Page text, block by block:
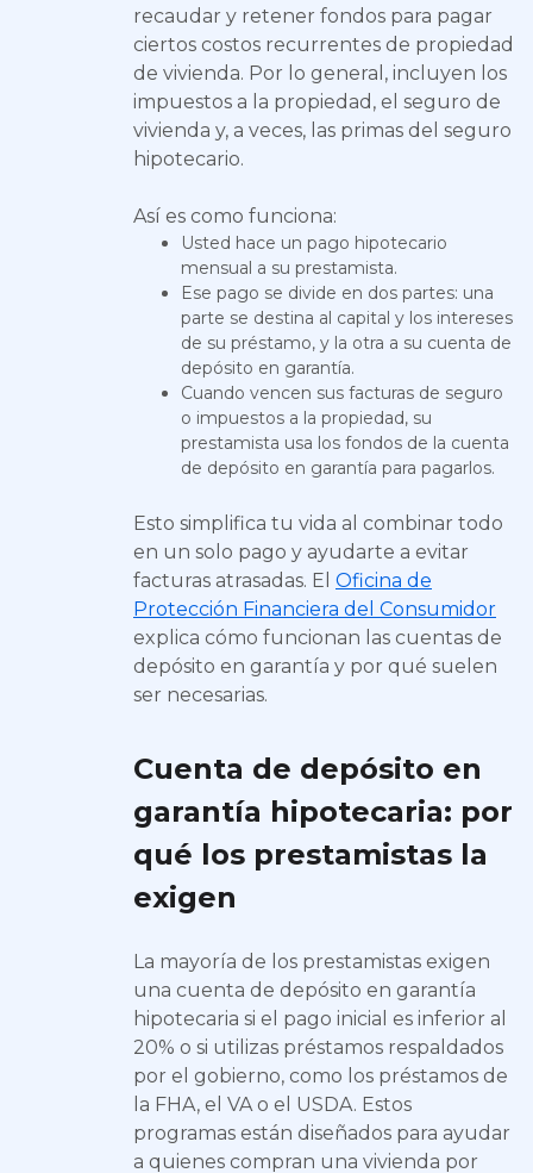
recaudar y retener fondos para pagar
ciertos costos recurrentes de propiedad
de vivienda. Por lo general, incluyen los
impuestos a la propiedad, el seguro de
vivienda y, a veces, las primas del seguro
hipotecario.
Así es como funciona:
Usted hace un pago hipotecario
mensual a su prestamista.
Ese pago se divide en dos partes: una
parte se destina al capital y los intereses
de su préstamo, y la otra a su cuenta de
depósito en garantía.
Cuando vencen sus facturas de seguro
o impuestos a la propiedad, su
prestamista usa los fondos de la cuenta
de depósito en garantía para pagarlos.
Esto simplifica tu vida al combinar todo
en un solo pago y ayudarte a evitar
facturas atrasadas. El Oficina de
Protección Financiera del Consumidor
explica cómo funcionan las cuentas de
depósito en garantía y por qué suelen
ser necesarias.
Cuenta de depósito en
garantía hipotecaria: por
qué los prestamistas la
exigen
La mayoría de los prestamistas exigen
una cuenta de depósito en garantía
hipotecaria si el pago inicial es inferior al
20% o si utilizas préstamos respaldados
por el gobierno, como los préstamos de
la FHA, el VA o el USDA. Estos
programas están diseñados para ayudar
a quienes compran una vivienda por